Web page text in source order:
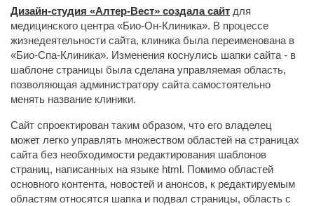
Дизайн-студия «Алтер-Вест» создала сайт для
медицинского центра «Био-Он-Клиника». В процессе
жизнедеятельности сайта, клиника была переименована в
«Био-Спа-Клиника». Изменения коснулись шапки сайта - в
шаблоне страницы была сделана управляемая область,
позволяющая администратору сайта самостоятельно
менять название клиники.
Сайт спроектирован таким образом, что его владелец
может легко управлять множеством областей на страницах
сайта без необходимости редактирования шаблонов
страниц, написанных на языке html. Помимо областей
основного контента, новостей и анонсов, к редактируемым
областям относятся шапка и подвал страницы, область с